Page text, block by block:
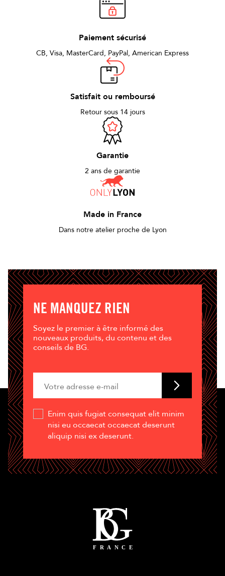
Paiement sécurisé
CB, Visa, MasterCard, PayPal, American Express
Satisfait ou remboursé
Retour sous 14 jours
Garantie
2 ans de garantie
Made in France
Dans notre atelier proche de Lyon
NE MANQUEZ RIEN
Soyez le premier à être informé des
nouveaux produits, du contenu et des
conseils de BG.
Enim quis fugiat consequat elit minim
nisi eu occaecat occaecat deserunt
aliquip nisi ex deserunt.